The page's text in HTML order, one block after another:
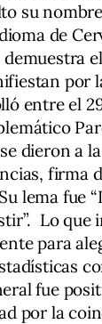
su
de
por
entre el
dieron a
firma
lema fue
Lo que
para
fue
por la